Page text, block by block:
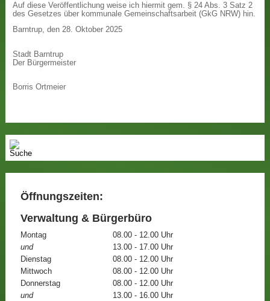
Auf diese Veröffentlichung weise ich hiermit gem. § 24 Abs. 3 Satz 2
des Gesetzes über kommunale Gemeinschaftsarbeit (GkG NRW) hin.
Barntrup, den 28. Oktober 2025
Stadt Barntrup
Der Bürgermeister
Borris Ortmeier
Öffnungszeiten:
Verwaltung & Bürgerbüro
Montag
08.00 - 12.00 Uhr
und
13.00 - 17.00 Uhr
Dienstag
08.00 - 12.00 Uhr
Mittwoch
08.00 - 12.00 Uhr
Donnerstag
08.00 - 12.00 Uhr
und
13.00 - 16.00 Uhr